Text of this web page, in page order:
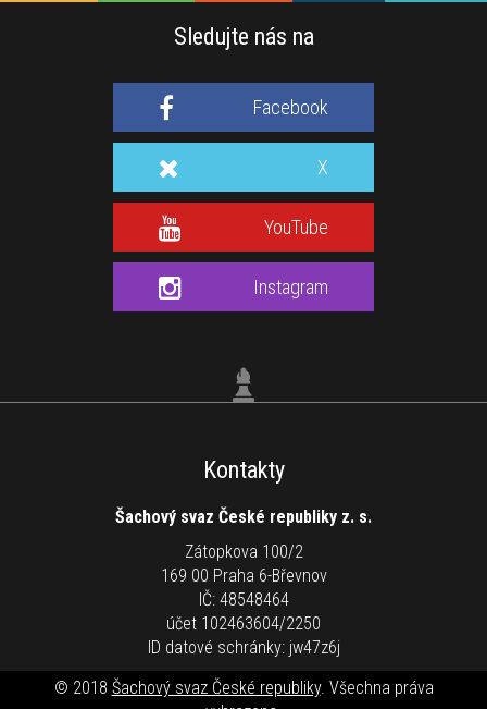
Sledujte nás na
Facebook
X
YouTube
Instagram
Kontakty
Šachový svaz České republiky z. s.
Zátopkova 100/2
169 00 Praha 6-Břevnov
IČ: 48548464
účet 102463604/2250
ID datové schránky: jw47z6j
© 2018 Šachový svaz České republiky. Všechna práva